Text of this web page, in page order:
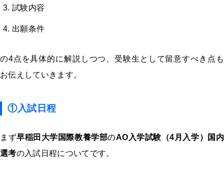
試験内容
出願条件
の4点を具体的に解説しつつ、受験生として留意すべき点も
お伝えしていきます。
①入試日程
まず早稲田大学国際教養学部のAO入学試験（4月入学）国内
選考の入試日程についてです。